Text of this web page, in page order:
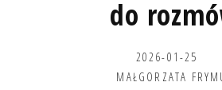
do
2026-01-25
MAŁGORZATA